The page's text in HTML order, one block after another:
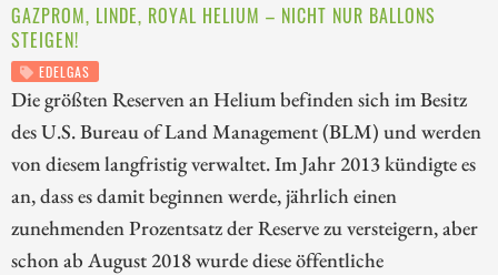
GAZPROM, LINDE, ROYAL HELIUM – NICHT NUR BALLONS
STEIGEN!
EDELGAS
Die größten Reserven an Helium befinden sich im Besitz
des U.S. Bureau of Land Management (BLM) und werden
von diesem langfristig verwaltet. Im Jahr 2013 kündigte es
an, dass es damit beginnen werde, jährlich einen
zunehmenden Prozentsatz der Reserve zu versteigern, aber
schon ab August 2018 wurde diese öffentliche